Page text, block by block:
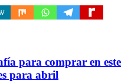
para comprar en este
para abril